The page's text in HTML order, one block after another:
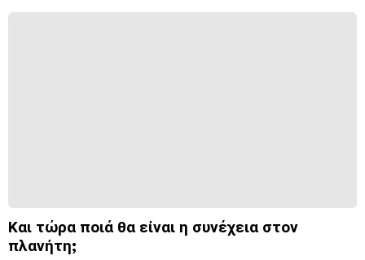
Και τώρα ποιά θα είναι η συνέχεια στον
πλανήτη;